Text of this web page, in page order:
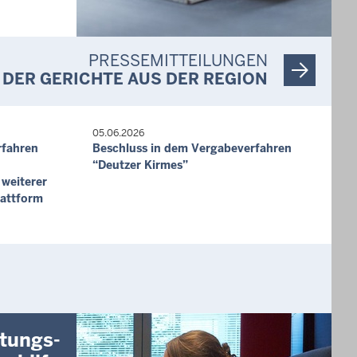
Wegberg
PRESSEMITTEILUNGEN
DER GERICHTE AUS DER REGION
05.06.2026
Beschluss in dem Vergabeverfahren
“Deutzer Kirmes”